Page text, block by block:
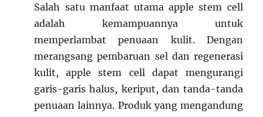
Salah satu manfaat utama apple stem cell
adalah kemampuannya untuk
memperlambat penuaan kulit. Dengan
merangsang pembaruan sel dan regenerasi
kulit, apple stem cell dapat mengurangi
garis-garis halus, keriput, dan tanda-tanda
penuaan lainnya. Produk yang mengandung